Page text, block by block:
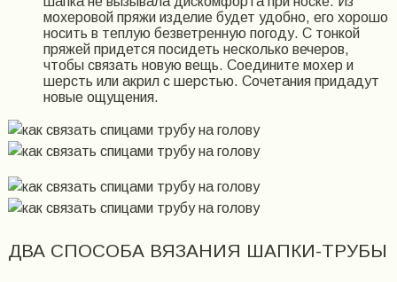
мохеровой пряжи изделие будет удобно, его хорошо
носить в теплую безветренную погоду. С тонкой
пряжей придется посидеть несколько вечеров,
чтобы связать новую вещь. Соедините мохер и
шерсть или акрил с шерстью. Сочетания придадут
новые ощущения.
ДВА СПОСОБА ВЯЗАНИЯ ШАПКИ-ТРУБЫ